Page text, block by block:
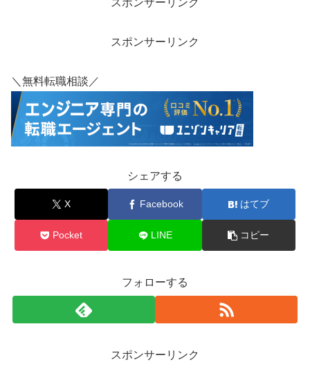
スポンサーリンク
スポンサーリンク
＼無料転職相談／
シェアする
X Facebook はてブ
Pocket LINE コピー
フォローする
スポンサーリンク